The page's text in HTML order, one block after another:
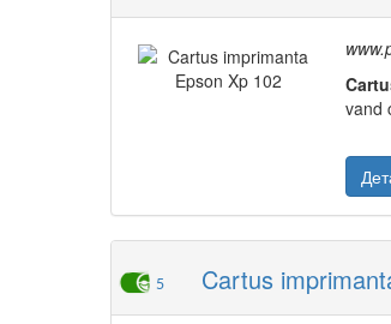
vand
5 Cartus